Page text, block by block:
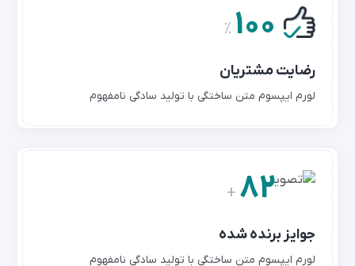
100
%
رضایت مشتریان
لورم ایپسوم متن ساختگی با تولید سادگی نامفهوم
82
+
جوایز برنده شده
لورم ایپسوم متن ساختگی با تولید سادگی نامفهوم